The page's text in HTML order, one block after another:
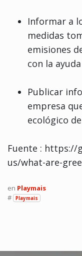
Informar a
medidas
emisiones
con la
Publicar
empresa
ecológico
Fuente : https://
us/what-are-
en Playmais
#
Playmais